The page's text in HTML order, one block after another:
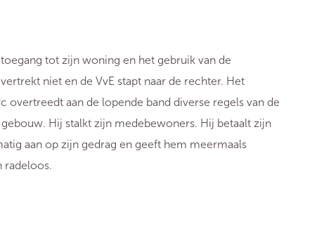
tot zijn woning en het gebruik van de
niet en de VvE stapt naar de rechter. Het
aan de lopende band diverse regels van de
Hij stalkt zijn medebewoners. Hij betaalt zijn
aan op zijn gedrag en geeft hem meermaals
radeloos.